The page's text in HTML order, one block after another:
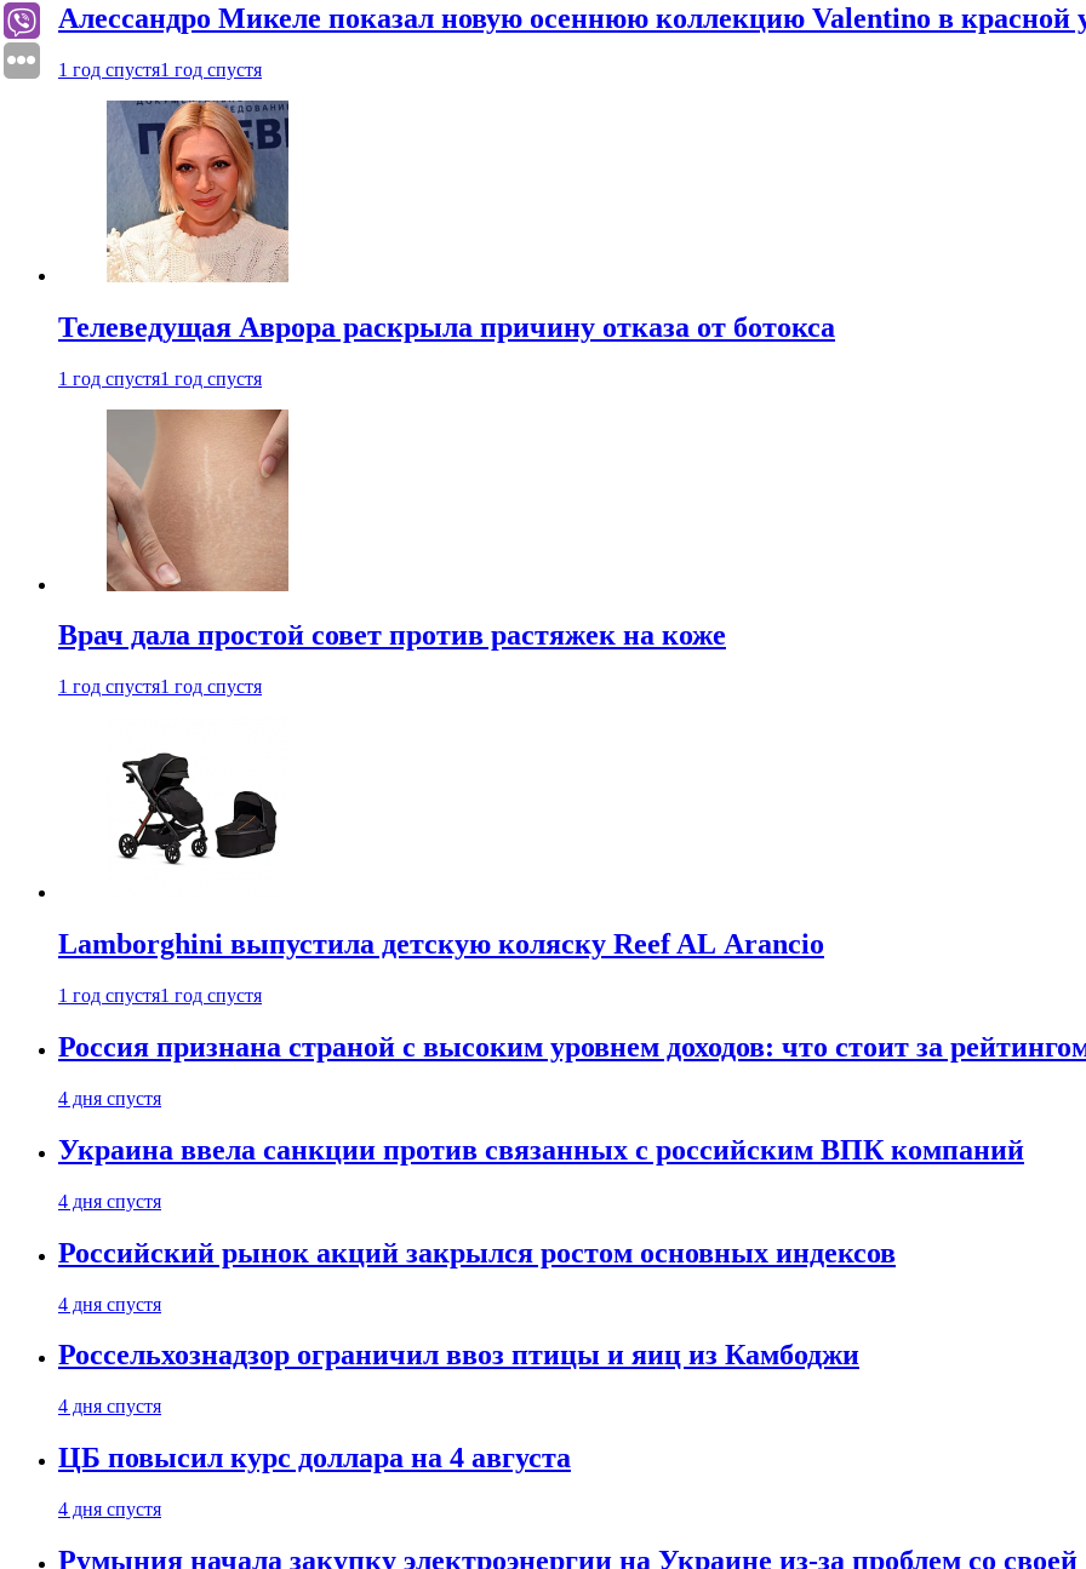
Алессандро Микеле показал новую осеннюю коллекцию Valentino в красной
1 год спустя1 год спустя
Телеведущая Аврора раскрыла причину отказа от ботокса
1 год спустя1 год спустя
Врач дала простой совет против растяжек на коже
1 год спустя1 год спустя
Lamborghini выпустила детскую коляску Reef AL Arancio
1 год спустя1 год спустя
Россия признана страной с высоким уровнем доходов: что стоит за
4 дня спустя
Украина ввела санкции против связанных с российским ВПК компаний
4 дня спустя
Российский рынок акций закрылся ростом основных индексов
4 дня спустя
Россельхознадзор ограничил ввоз птицы и яиц из Камбоджи
4 дня спустя
ЦБ повысил курс доллара на 4 августа
4 дня спустя
Румыния начала закупку электроэнергии на Украине из-за проблем со